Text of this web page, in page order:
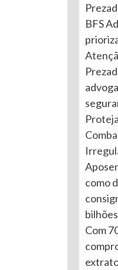
BFS
como
Com